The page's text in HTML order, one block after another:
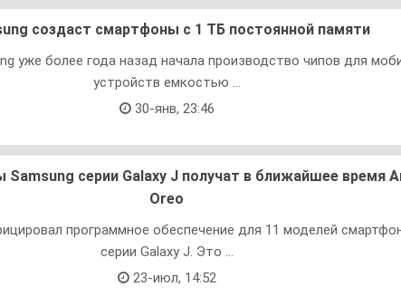
создаст смартфоны с 1 ТБ постоянной памяти
уже более года назад начала производство чипов для
устройств емкостью ...
30-янв, 23:46
серии Galaxy J получат в ближайшее время
Oreo
программное обеспечение для 11 моделей
серии Galaxy J. Это ...
23-июл, 14:52